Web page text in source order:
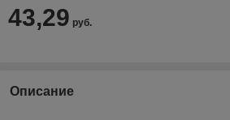
43,29 руб.
Описание